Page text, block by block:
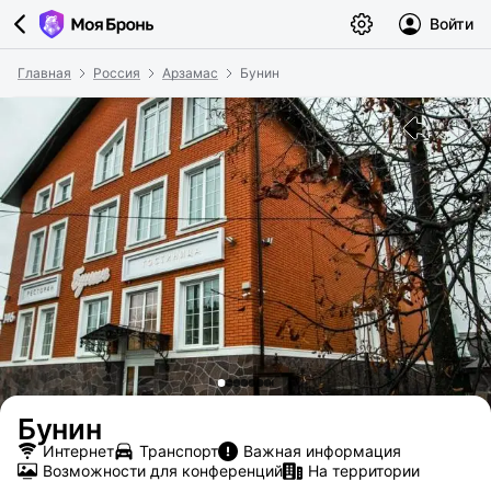
Войти
Главная Россия Арзамас Бунин
Бунин
Интернет Транспорт
Важная информация
Возможности для конференций
На территории